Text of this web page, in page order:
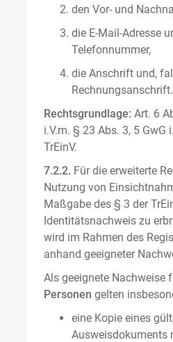
den Vor- und
die E-Mail-Adresse
Telefonnummer,
die Anschrift und,
Rechnungsanschrift.
Rechtsgrundlage: Art. 6
i.V.m. § 23 Abs. 3, 5 GwG
TrEinV.
7.2.2. Für die erweiterte
Nutzung von
Maßgabe des § 3 der
Identitätsnachweis zu
wird im Rahmen des
anhand geeigneter
Als geeignete Nachweise
Personen gelten
eine Kopie eines
Ausweisdokuments